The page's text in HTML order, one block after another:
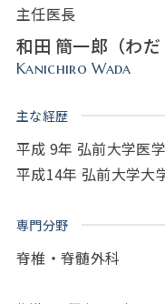
主任医長
和田 簡一郎（わだ
Kanichiro Wada
主な経歴
平成 9年 弘前大学医
平成14年 弘前大学
専門分野
脊椎・脊髄外科